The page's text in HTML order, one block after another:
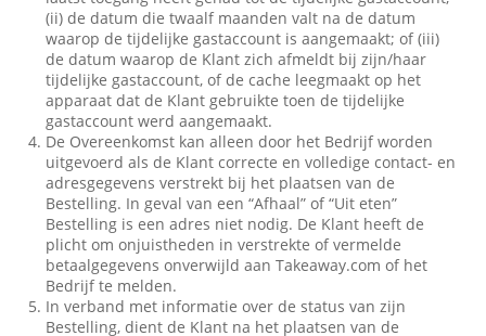
(ii) de datum die twaalf maanden valt na de datum
waarop de tijdelijke gastaccount is aangemaakt; of (iii)
de datum waarop de Klant zich afmeldt bij zijn/haar
tijdelijke gastaccount, of de cache leegmaakt op het
apparaat dat de Klant gebruikte toen de tijdelijke
gastaccount werd aangemaakt.
De Overeenkomst kan alleen door het Bedrijf worden
uitgevoerd als de Klant correcte en volledige contact- en
adresgegevens verstrekt bij het plaatsen van de
Bestelling. In geval van een “Afhaal” of “Uit eten”
Bestelling is een adres niet nodig. De Klant heeft de
plicht om onjuistheden in verstrekte of vermelde
betaalgegevens onverwijld aan Takeaway.com of het
Bedrijf te melden.
In verband met informatie over de status van zijn
Bestelling, dient de Klant na het plaatsen van de